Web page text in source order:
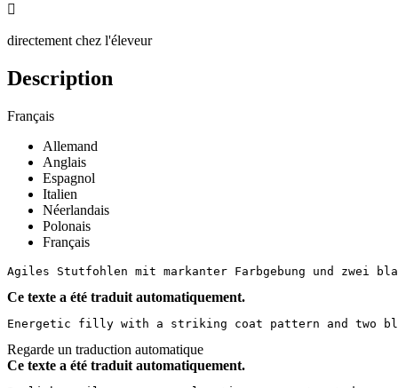

directement chez l'éleveur
Description
Français
Allemand
Anglais
Espagnol
Italien
Néerlandais
Polonais
Français
Agiles Stutfohlen mit markanter Farbgebung und zwei
Ce texte a été traduit automatiquement.
Energetic filly with a striking coat pattern and two
Regarde un traduction automatique
Ce texte a été traduit automatiquement.